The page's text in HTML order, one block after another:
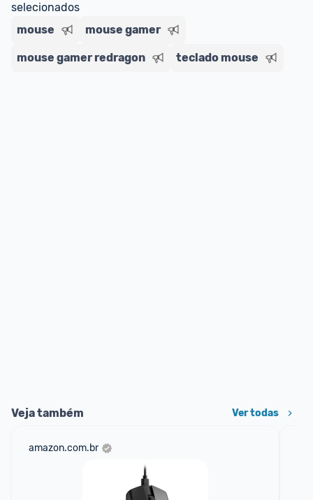
selecionados
mouse
mouse gamer
mouse gamer redragon teclado mouse
Veja também Ver todas
amazon.com.br